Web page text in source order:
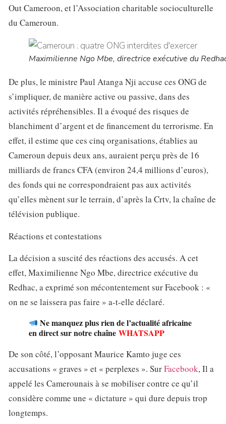
Out Cameroon, et l’Association charitable socioculturelle
du Cameroun.
Maximilienne Ngo Mbe, directrice exécutive du
De plus, le ministre Paul Atanga Nji accuse ces ONG de
s’impliquer, de manière active ou passive, dans des
activités répréhensibles. Il a évoqué des risques de
blanchiment d’argent et de financement du terrorisme. En
effet, il estime que ces cinq organisations, établies au
Cameroun depuis deux ans, auraient perçu près de 16
milliards de francs CFA (environ 24,4 millions d’euros),
des fonds qui ne correspondraient pas aux activités
qu’elles mènent sur le terrain, d’après la Crtv, la chaîne de
télévision publique.
Réactions et contestations
La décision a suscité des réactions des accusés. A cet
effet, Maximilienne Ngo Mbe, directrice exécutive du
Redhac, a exprimé son mécontentement sur Facebook : «
on ne se laissera pas faire » a-t-elle déclaré.
Ne manquez plus rien de l’actualité africaine
en direct sur notre chaîne WHATSAPP
De son côté, l’opposant Maurice Kamto juge ces
accusations « graves » et « perplexes ». SurFacebook, Il a
appelé les Camerounais à se mobiliser contre ce qu’il
considère comme une « dictature » qui dure depuis trop
longtemps.